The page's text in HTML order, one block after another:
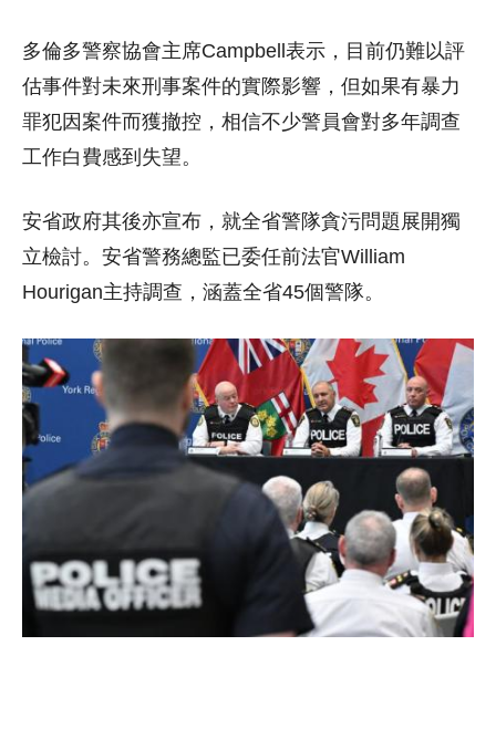
多倫多警察協會主席Campbell表示，目前仍難以評
估事件對未來刑事案件的實際影響，但如果有暴力
罪犯因案件而獲撤控，相信不少警員會對多年調查
工作白費感到失望。
安省政府其後亦宣布，就全省警隊貪污問題展開獨
立檢討。安省警務總監已委任前法官William
Hourigan主持調查，涵蓋全省45個警隊。